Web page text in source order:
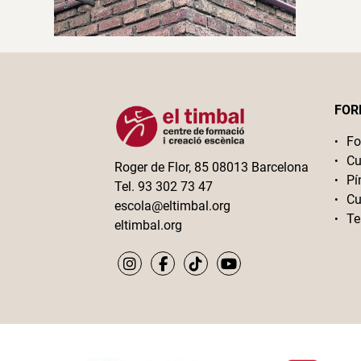
Roger de Flor, 85 08013 Barcelona
Tel. 93 302 73 47
escola@eltimbal.org
eltimbal.org